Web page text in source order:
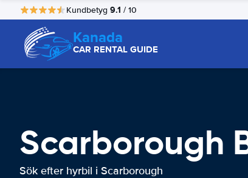
Kundbetyg 9.1 / 10
Kanada
CAR RENTAL GUIDE
Scarborough
Sök efter hyrbil i Scarborough